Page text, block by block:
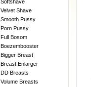
Softshave
Velvet Shave
Smooth Pussy
Porn Pussy
Full Bosom
Boezembooster
Bigger Breast
Breast Enlarger
DD Breasts
Volume Breasts